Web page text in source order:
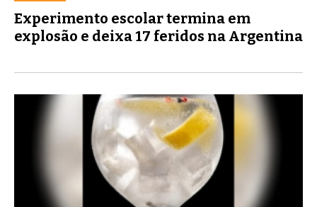
Experimento escolar termina em
explosão e deixa 17 feridos na Argentina